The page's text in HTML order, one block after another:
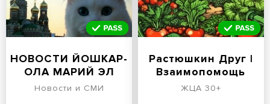
НОВОСТИ ЙОШКАР-
ОЛА МАРИЙ ЭЛ
Новости и СМИ
Растюшкин Друг |
Взаимопомощь
садоводам
ЖЦА 30+